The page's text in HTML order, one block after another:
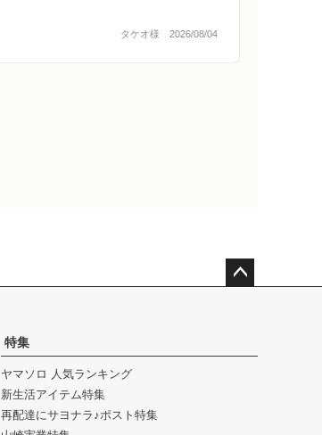
タケオ様 2026/08/04
特集
ヤマソロ 人気ランキング
新生活アイテム特集
再配達にサヨナラ♪ポスト特集